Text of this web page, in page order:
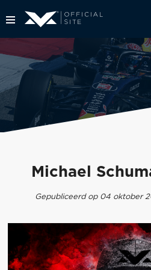
Michael
Gepubliceerd op 04 oktober